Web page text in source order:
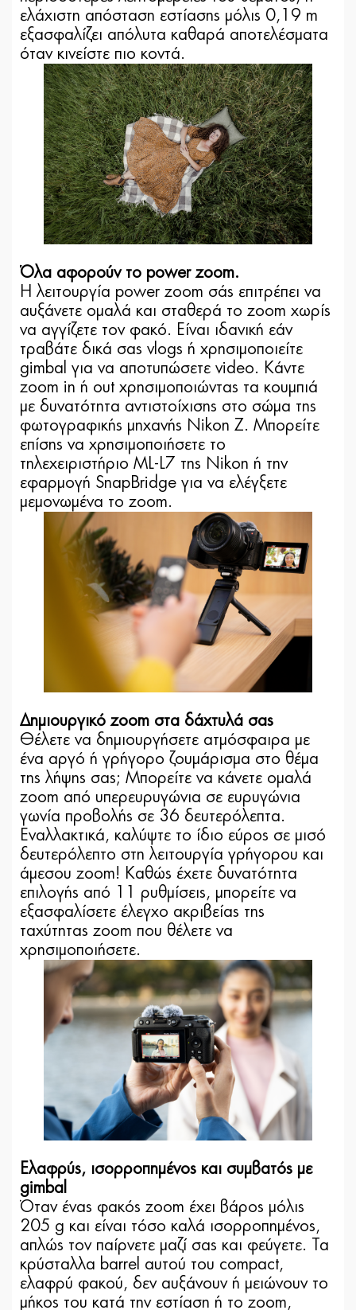
ελάχιστη απόσταση εστίασης μόλις 0,19 m
εξασφαλίζει απόλυτα καθαρά αποτελέσματα
όταν κινείστε πιο κοντά.
Όλα αφορούν το power zoom.
Η λειτουργία power zoom σάς επιτρέπει να
αυξάνετε ομαλά και σταθερά το zoom χωρίς
να αγγίζετε τον φακό. Είναι ιδανική εάν
τραβάτε δικά σας vlogs ή χρησιμοποιείτε
gimbal για να αποτυπώσετε video. Κάντε
zoom in ή out χρησιμοποιώντας τα κουμπιά
με δυνατότητα αντιστοίχισης στο σώμα της
φωτογραφικής μηχανής Nikon Z. Μπορείτε
επίσης να χρησιμοποιήσετε το
τηλεχειριστήριο ML-L7 της Nikon ή την
εφαρμογή SnapBridge για να ελέγξετε
μεμονωμένα το zoom.
Δημιουργικό zoom στα δάχτυλά σας
Θέλετε να δημιουργήσετε ατμόσφαιρα με
ένα αργό ή γρήγορο ζουμάρισμα στο θέμα
της λήψης σας; Μπορείτε να κάνετε ομαλά
zoom από υπερευρυγώνια σε ευρυγώνια
γωνία προβολής σε 36 δευτερόλεπτα.
Εναλλακτικά, καλύψτε το ίδιο εύρος σε μισό
δευτερόλεπτο στη λειτουργία γρήγορου και
άμεσου zoom! Καθώς έχετε δυνατότητα
επιλογής από 11 ρυθμίσεις, μπορείτε να
εξασφαλίσετε έλεγχο ακριβείας της
ταχύτητας zoom που θέλετε να
χρησιμοποιήσετε.
Ελαφρύς, ισορροπημένος και συμβατός με
gimbal
Όταν ένας φακός zoom έχει βάρος μόλις
205 g και είναι τόσο καλά ισορροπημένος,
απλώς τον παίρνετε μαζί σας και φεύγετε. Τα
κρύσταλλα barrel αυτού του compact,
ελαφρύ φακού, δεν αυξάνoυν ή μειώνουν το
μήκος του κατά την εστίαση ή το zoom,